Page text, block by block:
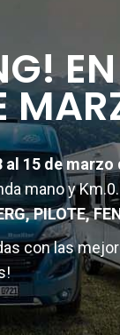
al 15 de marzo
mano y
PILOTE,
con las